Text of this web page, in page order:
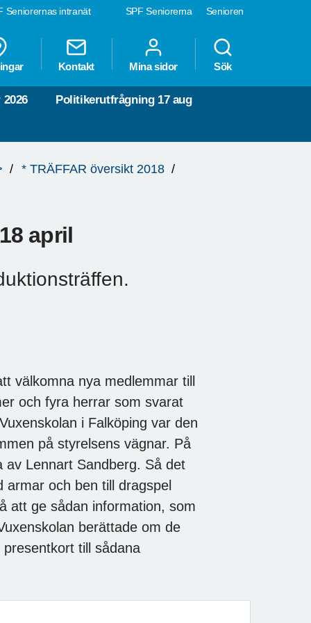
SPF Seniorerna Senioren
Seniorernas intranät
Kontakt Mina sidor Sök
Politikerutfrågning 17 aug
* TRÄFFAR översikt 2018
april
välkomna nya medlemmar till
och fyra herrar som svarat
i Falköping var den
på styrelsens vägnar. På
av Lennart Sandberg. Så det
armar och ben till dragspel
att ge sådan information, som
berättade om de
till sådana